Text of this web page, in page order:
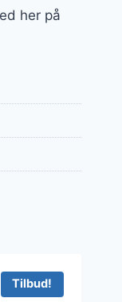
her på
Tilbud!